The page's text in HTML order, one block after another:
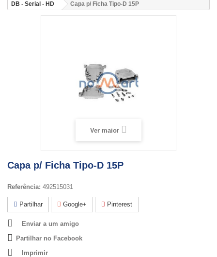
DB - Serial - HD
Capa p/ Ficha Tipo-D 15P
Ver maior
Capa p/ Ficha Tipo-D 15P
Referência: 492515031
Partilhar Google+ Pinterest
Enviar a um amigo
Partilhar no Facebook
Imprimir